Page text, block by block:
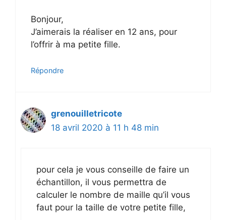
Bonjour,
J’aimerais la réaliser en 12 ans, pour
l’offrir à ma petite fille.
Répondre
grenouilletricote
18 avril 2020 à 11 h 48 min
pour cela je vous conseille de faire un
échantillon, il vous permettra de
calculer le nombre de maille qu’il vous
faut pour la taille de votre petite fille,